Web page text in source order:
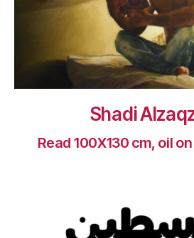
Shadi
Read 100X130 cm, oil